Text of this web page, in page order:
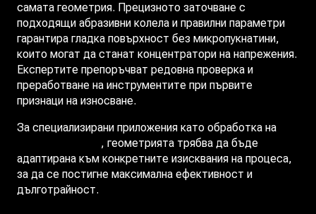
самата геометрия. Прецизното заточване с
подходящи абразивни колела и правилни параметри
гарантира гладка повърхност без микропукнатини,
които могат да станат концентратори на напрежения.
Експертите препоръчват редовна проверка и
преработване на инструментите при първите
признаци на износване.
За специализирани приложения като обработка на
, геометрията трябва да бъде
адаптирана към конкретните изисквания на процеса,
за да се постигне максимална ефективност и
дълготрайност.